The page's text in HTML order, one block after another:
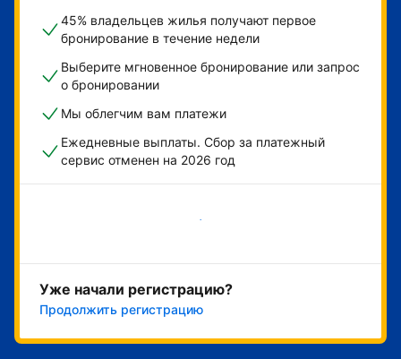
45% владельцев жилья получают первое
бронирование в течение недели
Выберите мгновенное бронирование или запрос
о бронировании
Мы облегчим вам платежи
Ежедневные выплаты. Сбор за платежный
сервис отменен на 2026 год
Начать
Уже начали регистрацию?
Продолжить регистрацию